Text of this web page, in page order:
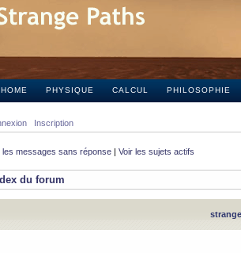
HOME PHYSIQUE CALCUL PHILOSOPHIE
Inscription
les messages sans réponse | Voir les sujets actifs
du forum